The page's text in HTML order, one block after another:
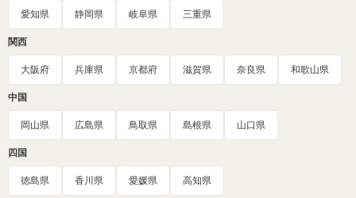
愛知県 静岡県 岐阜県 三重県
関西
大阪府 兵庫県 京都府 滋賀県 奈良県 和歌山県
中国
岡山県 広島県 鳥取県 島根県 山口県
四国
徳島県 香川県 愛媛県 高知県